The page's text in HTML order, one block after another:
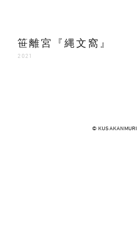
笹離宮『縄文窩』
2021
© KUSAKANMURI